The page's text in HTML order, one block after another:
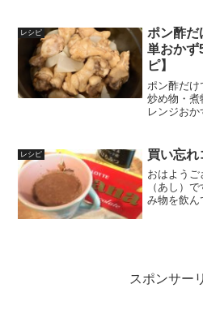
めは弱火
にしまし
レシピ
ポン酢だ
単おかず
ピ】
ポン酢だけ
炒め物・煮
レンジおか
とにかく時
停止の日に
レシピ 買い忘れ
おはよう
（あし）
み物を飲ん
スポンサー